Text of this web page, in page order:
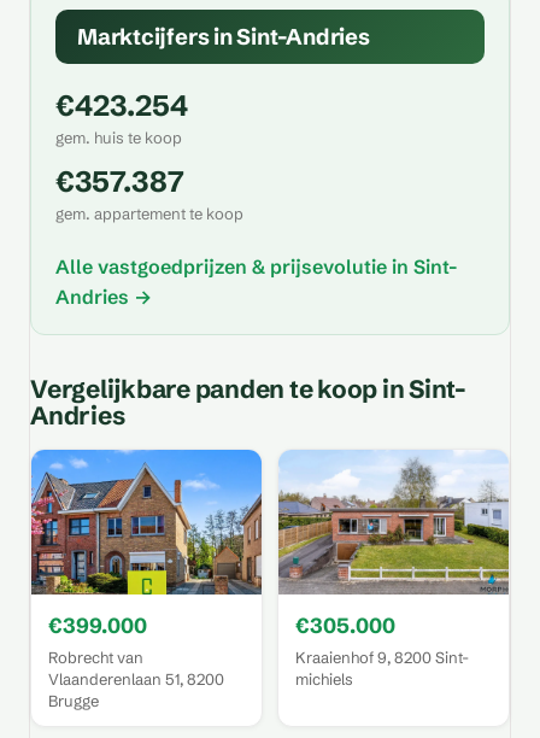
Marktcijfers in Sint-Andries
€423.254
gem. huis te koop
€357.387
gem. appartement te koop
Alle vastgoedprijzen & prijsevolutie in Sint-
Andries →
Vergelijkbare panden te koop in Sint-
Andries
€399.000
Robrecht van
Vlaanderenlaan 51, 8200
Brugge
€305.000
Kraaienhof 9, 8200 Sint-
michiels